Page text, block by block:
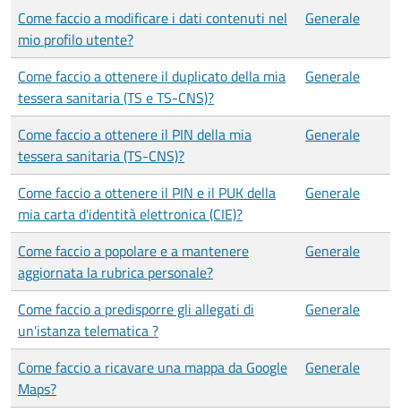
Come faccio a modificare i dati contenuti nel
mio profilo utente?
Generale
Come faccio a ottenere il duplicato della mia
tessera sanitaria (TS e TS-CNS)?
Generale
Come faccio a ottenere il PIN della mia
tessera sanitaria (TS-CNS)?
Generale
Come faccio a ottenere il PIN e il PUK della
mia carta d'identità elettronica (CIE)?
Generale
Come faccio a popolare e a mantenere
aggiornata la rubrica personale?
Generale
Come faccio a predisporre gli allegati di
un'istanza telematica ?
Generale
Come faccio a ricavare una mappa da Google
Maps?
Generale